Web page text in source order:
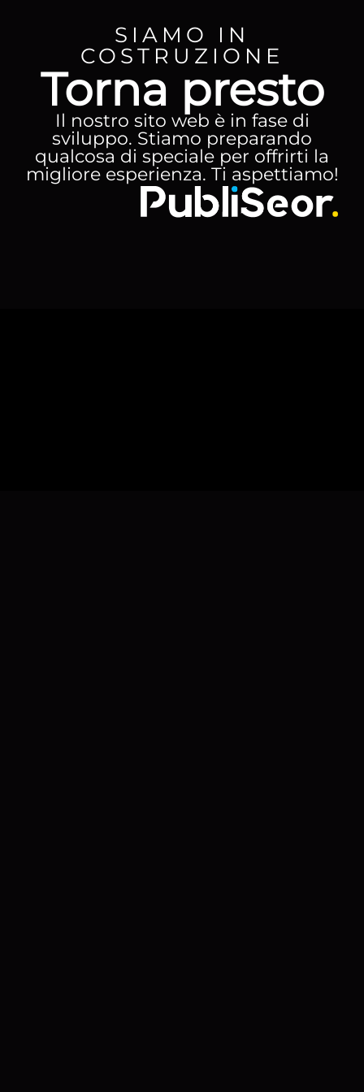
SIAMO IN
COSTRUZIONE
Torna presto
Il nostro sito web è in fase di
sviluppo. Stiamo preparando
qualcosa di speciale per offrirti la
migliore esperienza. Ti aspettiamo!